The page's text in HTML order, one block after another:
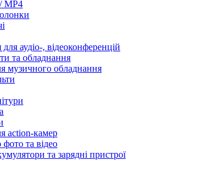
MP4
аудіо-, відеоконференцій
та обладнання
музичного обладнання
action-камер
та відео
та зарядні пристрої